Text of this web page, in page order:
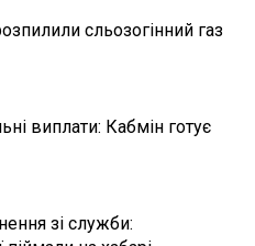
сльозогінний газ
виплати: Кабмін готує
зі служби: